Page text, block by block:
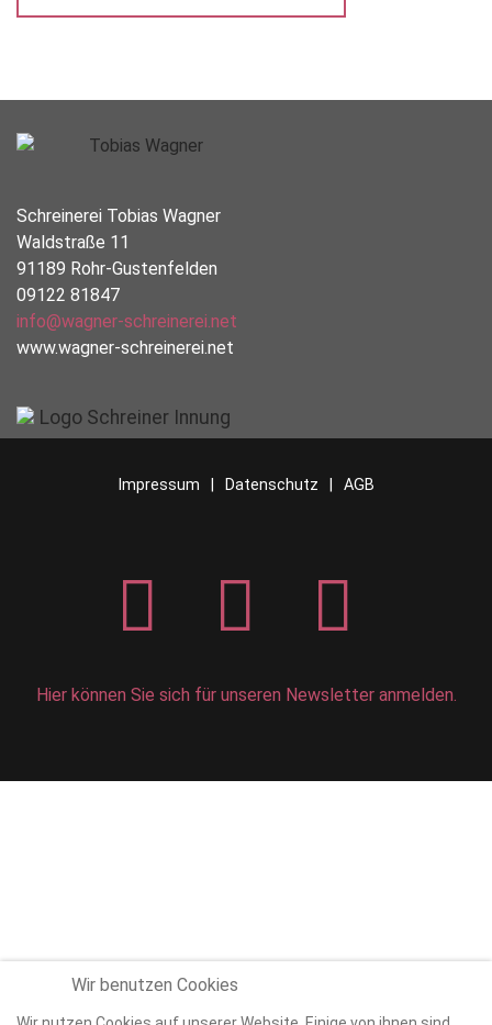
Schreinerei Tobias Wagner
Waldstraße 11
91189 Rohr-Gustenfelden
09122 81847
info@wagner-schreinerei.net
www.wagner-schreinerei.net
Impressum Datenschutz AGB
Hier können Sie sich für unseren Newsletter anmelden.
Wir benutzen Cookies